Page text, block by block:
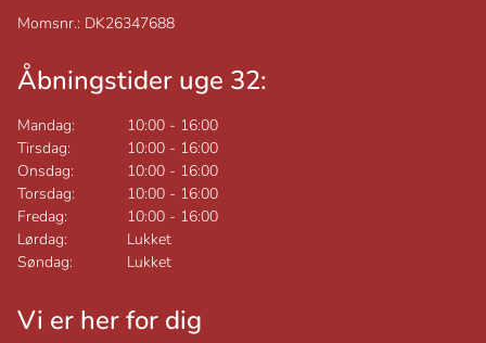
Momsnr.: DK26347688
Åbningstider uge 32:
Mandag: 10:00 - 16:00
Tirsdag:
10:00 - 16:00
Onsdag:
10:00 - 16:00
Torsdag:
10:00 - 16:00
Fredag:
10:00 - 16:00
Lørdag:
Lukket
Søndag:
Lukket
Vi er her for dig